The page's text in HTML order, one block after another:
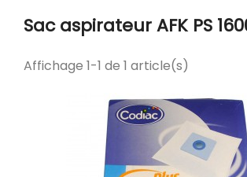
Sac aspirateur AFK PS
Affichage 1-1 de 1 article(s)